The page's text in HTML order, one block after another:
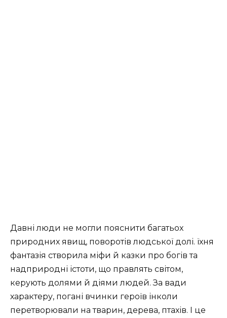
Давні люди не могли пояснити багатьох
природних явищ, поворотів людської долі. їхня
фантазія створила міфи й казки про богів та
надприродні істоти, що правлять світом,
керують долями й діями людей. За вади
характеру, погані вчинки героїв інколи
перетворювали на тварин, дерева, птахів. І це